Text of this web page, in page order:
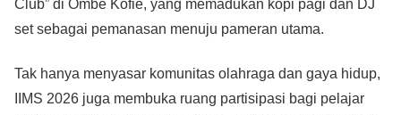
Club” di Ombe Kofie, yang memadukan kopi pagi dan DJ
set sebagai pemanasan menuju pameran utama.
Tak hanya menyasar komunitas olahraga dan gaya hidup,
IIMS 2026 juga membuka ruang partisipasi bagi pelajar